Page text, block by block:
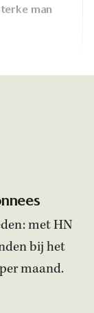
man
met HN
bij het
maand.